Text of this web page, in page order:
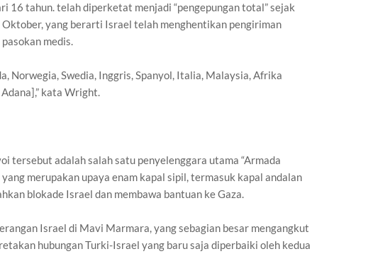
16 tahun. telah diperketat menjadi “pengepungan total” sejak
yang berarti Israel telah menghentikan pengiriman
medis.
Norwegia, Swedia, Inggris, Spanyol, Italia, Malaysia, Afrika
kata Wright.
tersebut adalah salah satu penyelenggara utama “Armada
merupakan upaya enam kapal sipil, termasuk kapal andalan
blokade Israel dan membawa bantuan ke Gaza.
Israel di Mavi Marmara, yang sebagian besar mengangkut
hubungan Turki-Israel yang baru saja diperbaiki oleh kedua